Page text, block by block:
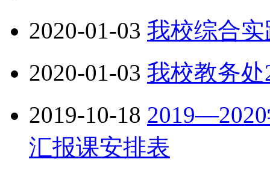
2020-01-03 我校综合
2020-01-03 我校教务
2019-10-18
汇报课安排表